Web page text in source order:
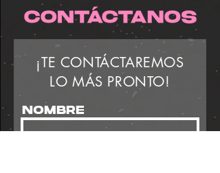
¡TE CONTÁCTAREMOS
LO MÁS PRONTO!
Nombre